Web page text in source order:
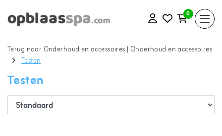
0
Terug naar Onderhoud en accessoires | Onderhoud en accessoires
Testen
Testen